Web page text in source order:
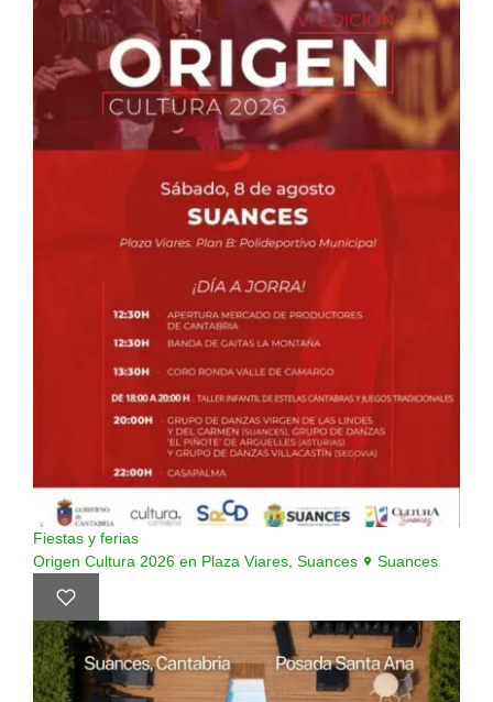
Fiestas y ferias
Origen Cultura 2026 en Plaza Viares, Suances
Suances